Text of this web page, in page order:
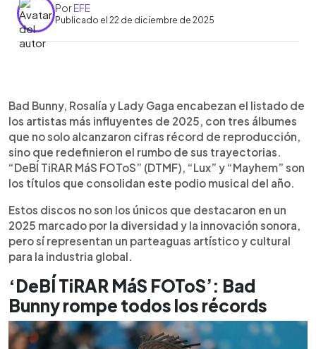
PorEFE
Publicado el 22 de diciembre de 2025
Escuchar artículo
Bad Bunny, Rosalía y Lady Gaga dominaron la
música en 2025 con álbumes que marcaron un giro
en sus carreras. “DeBÍ TiRAR MáS FOToS” de Bad
Bunny fue el más reproducido en Spotify con
19.800 millones de escuchas y obtuvo cinco Latin
Grammy. Rosalía sorprendió con “Lux”, una obra
intensa influenciada por la filosofía y la religión.
Lady Gaga volvió al pop con “Mayhem”, que
presentó ante más de dos millones de personas
en Copacabana. Otros discos destacados fueron
“Cancionera” de Natalia Lafourcade, “More” de
Pulp, “Baby” de Dijon, “West End Girl” de Lily Allen
y la banda sonora de K-Pop Demon Hunters.
Bad Bunny, Rosalía y Lady Gaga encabezan el listado de
los artistas más influyentes de 2025, con tres álbumes
que no solo alcanzaron cifras récord de reproducción,
sino que redefinieron el rumbo de sus trayectorias.
“DeBÍ TiRAR MáS FOToS” (DTMF), “Lux” y “Mayhem” son
los títulos que consolidan este podio musical del año.
Estos discos no son los únicos que destacaron en un
2025 marcado por la diversidad y la innovación sonora,
pero sí representan un parteaguas artístico y cultural
para la industria global.
‘DeBÍ TiRAR MáS FOToS’: Bad
Bunny rompe todos los récords